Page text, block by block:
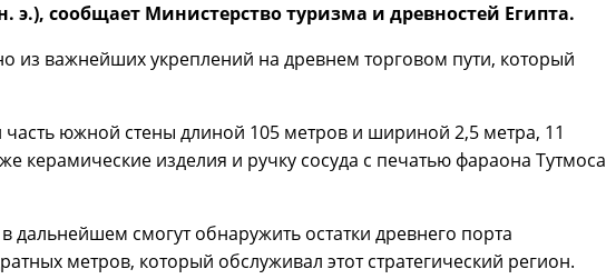
э.), сообщает Министерство туризма и древностей Египта.
из важнейших укреплений на древнем торговом пути, который
часть южной стены длиной 105 метров и шириной 2,5 метра, 11
керамические изделия и ручку сосуда с печатью фараона Тутмоса
дальнейшем смогут обнаружить остатки древнего порта
метров, который обслуживал этот стратегический регион.